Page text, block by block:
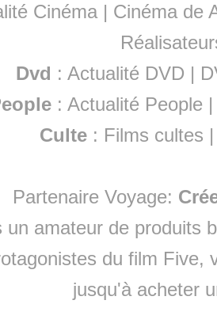
Cinéma | Cinéma de
Dvd : Actualité DVD |
:Actualité People
Culte : Films cultes
Partenaire Voyage:
un amateur de produits
du film Five,
jusqu'à acheter